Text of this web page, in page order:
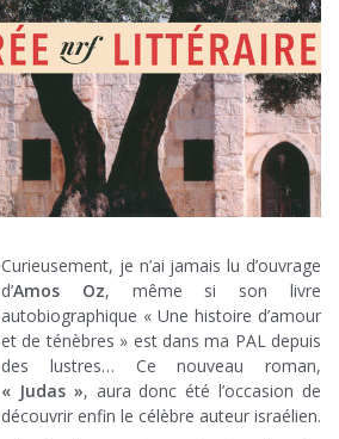
Curieusement, je n’ai jamais lu d’ouvrage
d’Amos Oz, même si son livre
autobiographique « Une histoire d’amour
et de ténèbres » est dans ma PAL depuis
des lustres… Ce nouveau roman,
« Judas », aura donc été l’occasion de
découvrir enfin le célèbre auteur israélien.